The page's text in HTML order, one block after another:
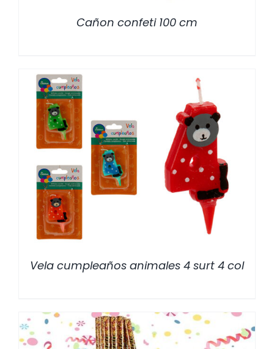
Cañon confeti 100 cm
/ DETALLES
Vela cumpleaños animales 4 surt 4 col